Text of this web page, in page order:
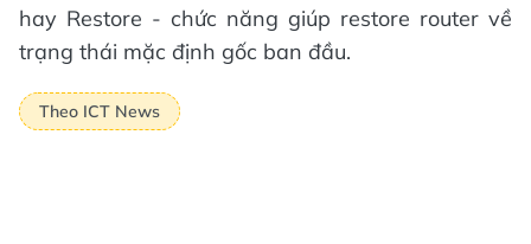
hay Restore - chức năng giúp restore router về
trạng thái mặc định gốc ban đầu.
Theo ICT News